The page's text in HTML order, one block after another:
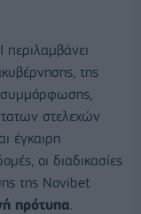
περιλαμβάνει
της
συμμόρφωσης,
στελεχών
έγκαιρη
οι διαδικασίες
της Novibet
πρότυπα.